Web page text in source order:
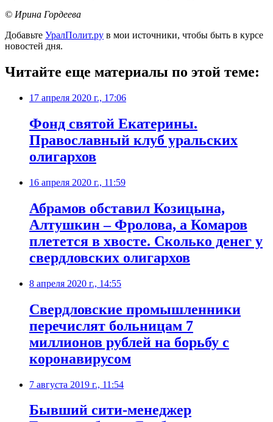
© Ирина Гордеева
Добавьте УралПолит.ру в мои источники, чтобы быть в курсе
новостей дня.
Читайте еще материалы по этой теме:
17 апреля 2020 г., 17:06
Фонд святой Екатерины.
Православный клуб уральских
олигархов
16 апреля 2020 г., 11:59
Абрамов обставил Козицына,
Алтушкин – Фролова, а Комаров
плетется в хвосте. Сколько денег у
свердловских олигархов
8 апреля 2020 г., 14:55
Свердловские промышленники
перечислят больницам 7
миллионов рублей на борьбу с
коронавирусом
7 августа 2019 г., 11:54
Бывший сити-менеджер